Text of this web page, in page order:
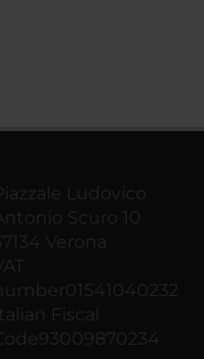
Ludovico
Scuro 10
Verona
Fiscal